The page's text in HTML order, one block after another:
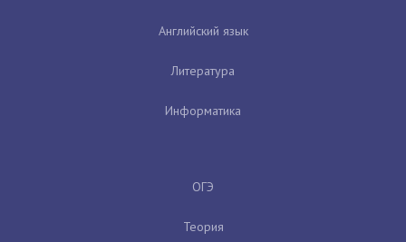
Английский язык
Литература
Информатика
ОГЭ
Теория